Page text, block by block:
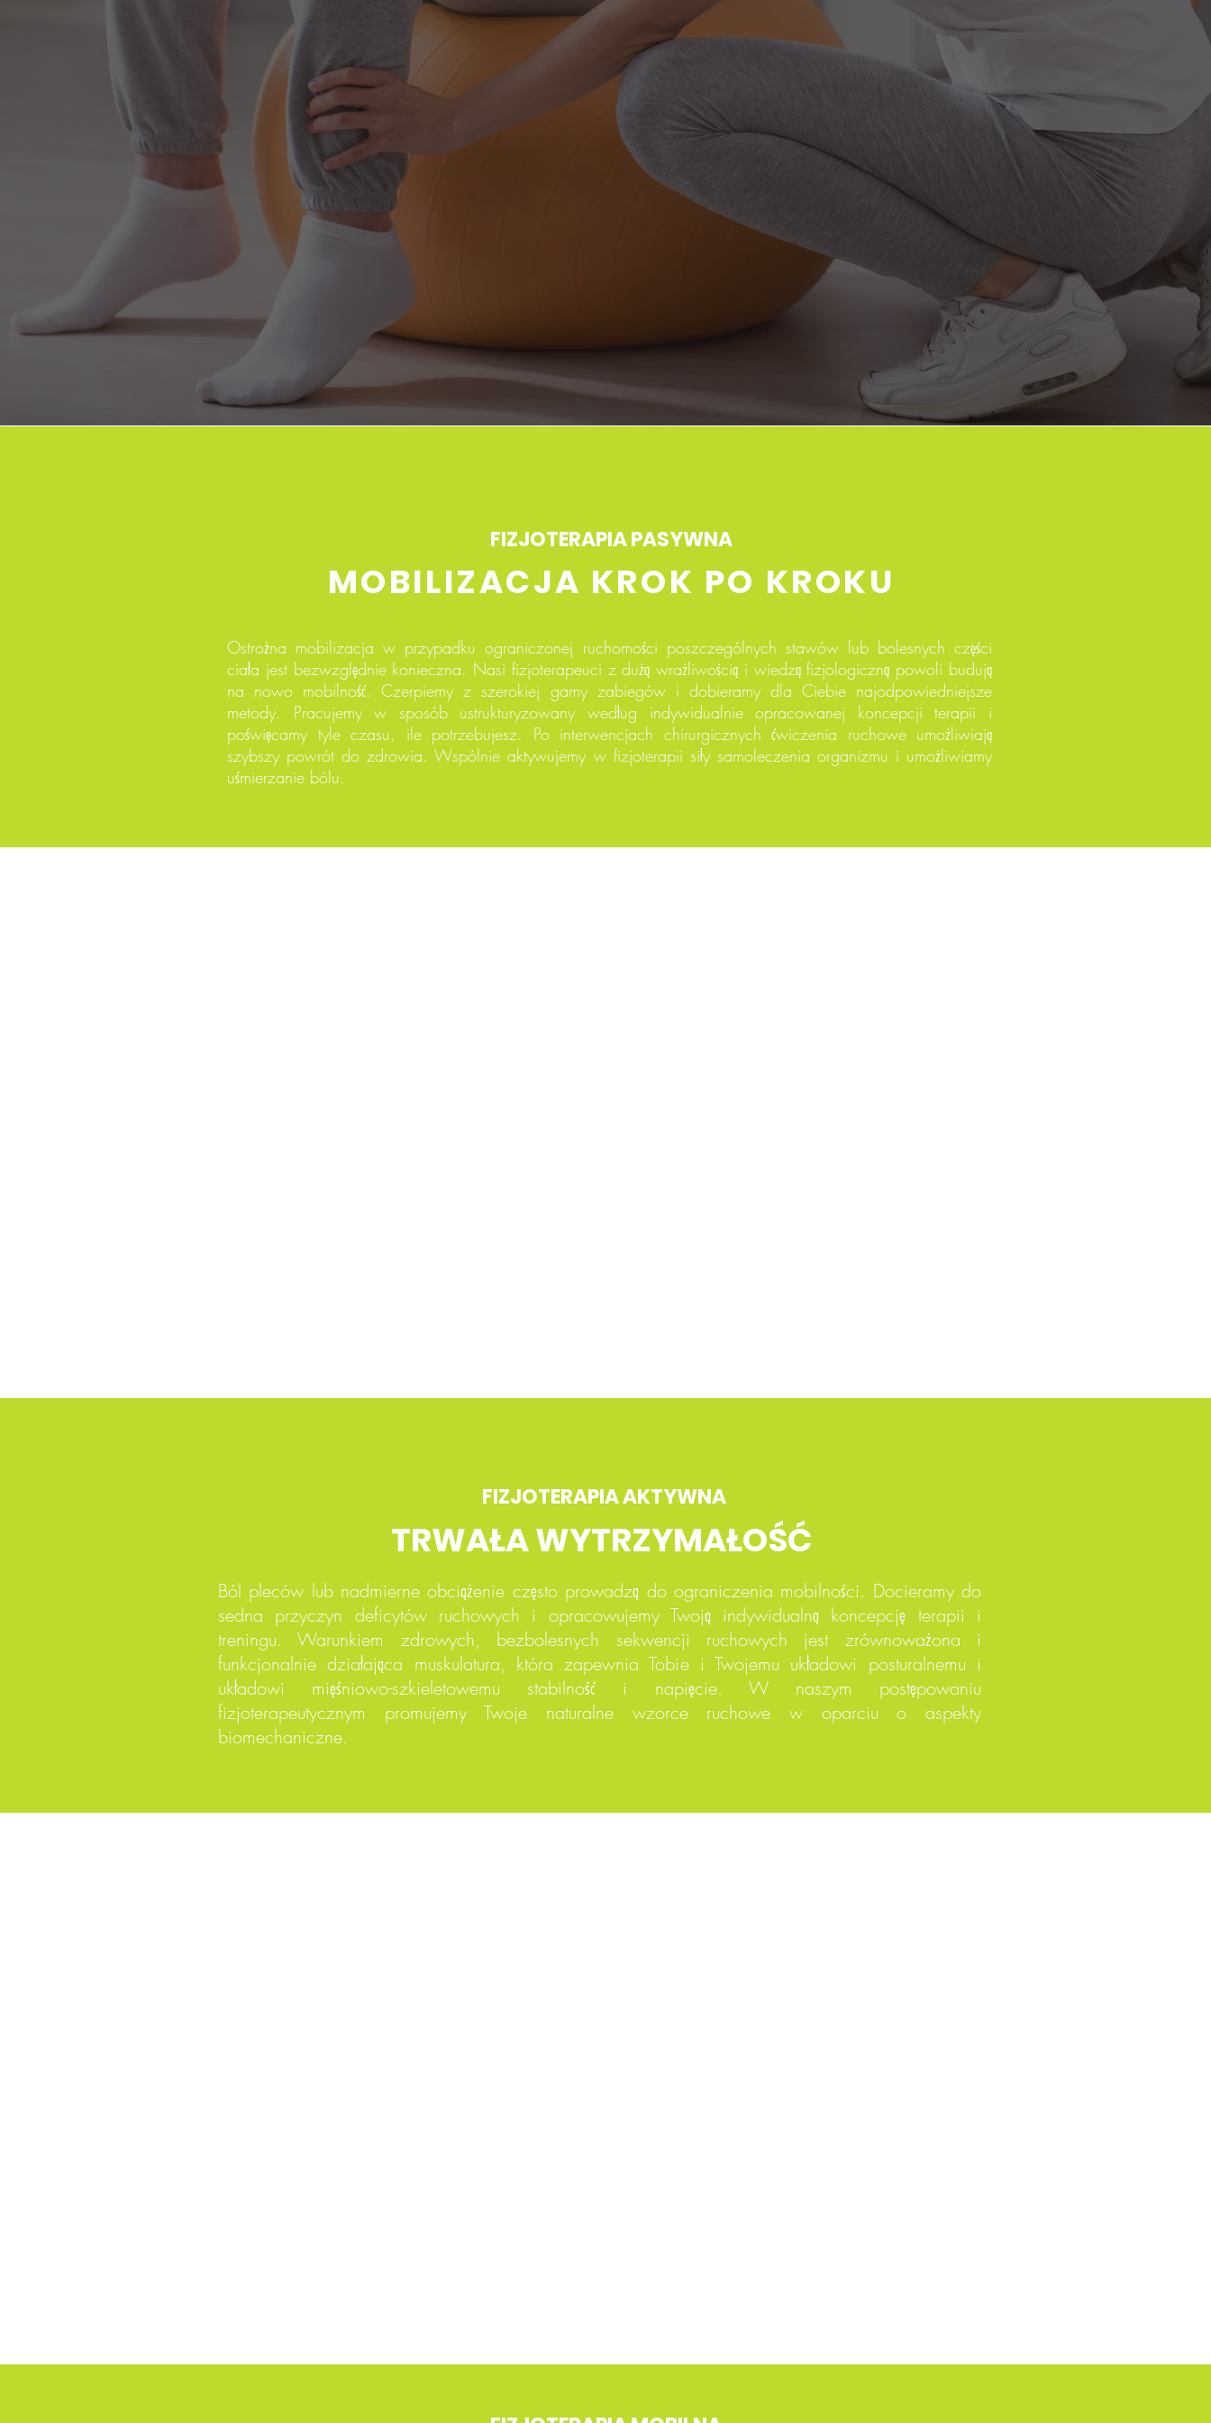
FIZJOTERAPIA PASYWNA
MOBILIZACJA KROK PO KROKU
Ostrożna mobilizacja w przypadku ograniczonej ruchomości poszczególnych stawów lub bolesnych części
ciała jest bezwzględnie konieczna. Nasi fizjoterapeuci z dużą wrażliwością i wiedzą fizjologiczną powoli budują
na nowo mobilność. Czerpiemy z szerokiej gamy zabiegów i dobieramy dla Ciebie najodpowiedniejsze
metody. Pracujemy w sposób ustrukturyzowany według indywidualnie opracowanej koncepcji terapii i
poświęcamy tyle czasu, ile potrzebujesz. Po interwencjach chirurgicznych ćwiczenia ruchowe umożliwiają
szybszy powrót do zdrowia. Wspólnie aktywujemy w fizjoterapii siły samoleczenia organizmu i umożliwiamy
uśmierzanie bólu.
FIZJOTERAPIA AKTYWNA
TRWAŁA WYTRZYMAŁOŚĆ
Ból pleców lub nadmierne obciążenie często prowadzą do ograniczenia mobilności. Docieramy do
sedna przyczyn deficytów ruchowych i opracowujemy Twoją indywidualną koncepcję terapii i
treningu. Warunkiem zdrowych, bezbolesnych sekwencji ruchowych jest zrównoważona i
funkcjonalnie działająca muskulatura, która zapewnia Tobie i Twojemu układowi posturalnemu i
układowi mięśniowo-szkieletowemu stabilność i napięcie. W naszym postępowaniu
fizjoterapeutycznym promujemy Twoje naturalne wzorce ruchowe w oparciu o aspekty
biomechaniczne.